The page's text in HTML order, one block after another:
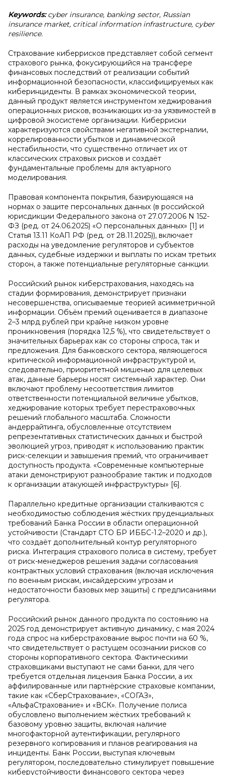
Keywords:cyber insurance, banking sector, Russian
insurance market, critical information infrastructure, cyber
resilience.
Страхование киберрисков представляет собой сегмент
страхового рынка, фокусирующийся на трансфере
финансовых последствий от реализации событий
информационной безопасности, классифицируемых как
киберинциденты. В рамках экономической теории,
данный продукт является инструментом хеджирования
операционных рисков, возникающих из-за уязвимостей в
цифровой экосистеме организации. Киберриски
характеризуются свойствами негативной экстерналии,
коррелированности убытков и динамической
нестабильности, что существенно отличает их от
классических страховых рисков и создаёт
фундаментальные проблемы для актуарного
моделирования.
Правовая компонента покрытия, базирующаяся на
нормах о защите персональных данных (в российской
юрисдикции Федерального закона от 27.07.2006 N 152-
ФЗ (ред. от 24.06.2025) «О персональных данных» [1] и
Статья 13.11 КоАП РФ (ред. от 28.11.2025)), включает
расходы на уведомление регуляторов и субъектов
данных, судебные издержки и выплаты по искам третьих
сторон, а также потенциальные регуляторные санкции.
Российский рынок киберстрахования, находясь на
стадии формирования, демонстрирует признаки
несовершенства, описываемые теорией асимметричной
информации. Объём премий оценивается в диапазоне
2–3 млрд рублей при крайне низком уровне
проникновения (порядка 12,5 %), что свидетельствует о
значительных барьерах как со стороны спроса, так и
предложения. Для банковского сектора, являющегося
критической информационной инфраструктурой и,
следовательно, приоритетной мишенью для целевых
атак, данные барьеры носят системный характер. Они
включают проблему несоответствия лимитов
ответственности потенциальной величине убытков,
хеджирование которых требует перестраховочных
решений глобального масштаба. Сложности
андеррайтинга, обусловленные отсутствием
репрезентативных статистических данных и быстрой
эволюцией угроз, приводят к использованию практик
риск-селекции и завышения премий, что ограничивает
доступность продукта. «Современные компьютерные
атаки демонстрируют разнообразие тактик и подходов
к организации атакующей инфраструктуры» [6].
Параллельно кредитные организации сталкиваются с
необходимостью соблюдения жёстких пруденциальных
требований Банка России в области операционной
устойчивости (Стандарт СТО БР ИББС-1.2–2020 и др.),
что создаёт дополнительный контур регуляторного
риска. Интеграция страхового полиса в систему, требует
от риск-менеджеров решения задачи согласования
контрактных условий страхования (включая исключения
по военным рискам, инсайдерским угрозам и
недостаточности базовых мер защиты) с предписаниями
регулятора.
Российский рынок данного продукта по состоянию на
2025 год демонстрирует активную динамику, с мая 2024
года спрос на киберстрахование вырос почти на 60 %,
что свидетельствует о растущем осознании рисков со
стороны корпоративного сектора. Фактическими
страховщиками выступают не сами банки, для чего
требуется отдельная лицензия Банка России, а их
аффилированные или партнёрские страховые компании,
такие как «СберСтрахование», «СОГАЗ»,
«АльфаСтрахование» и «ВСК». Получение полиса
обусловлено выполнением жёстких требований к
базовому уровню защиты, включая наличие
многофакторной аутентификации, регулярного
резервного копирования и планов реагирования на
инциденты. Банк России, выступая ключевым
регулятором, последовательно стимулирует повышение
киберустойчивости финансового сектора через